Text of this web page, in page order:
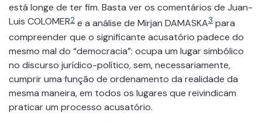
está longe de ter fim. Basta ver os comentários de Juan-
Luis COLOMER2 e a análise de Mirjan DAMASKA3 para
compreender que o significante acusatório padece do
mesmo mal do “democracia”: ocupa um lugar simbólico
no discurso jurídico-político, sem, necessariamente,
cumprir uma função de ordenamento da realidade da
mesma maneira, em todos os lugares que reivindicam
praticar um processo acusatório.